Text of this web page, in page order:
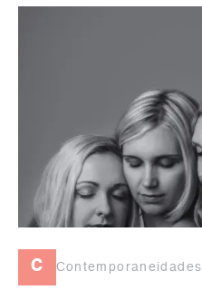
c Contemporaneidades